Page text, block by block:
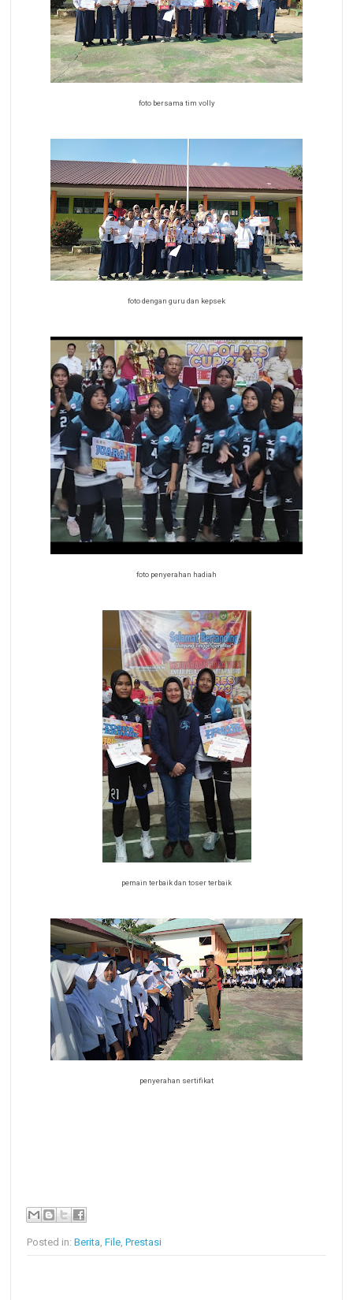
foto bersama tim volly
foto dengan guru dan kepsek
foto penyerahan hadiah
pemain terbaik dan toser terbaik
penyerahan sertifikat
Posted in:Berita,File,Prestasi